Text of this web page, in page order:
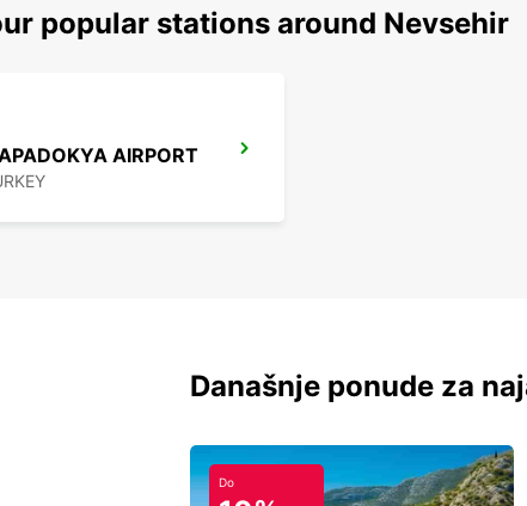
popular stations around Nevsehir
AIRPORT
Današnje ponude za
Do